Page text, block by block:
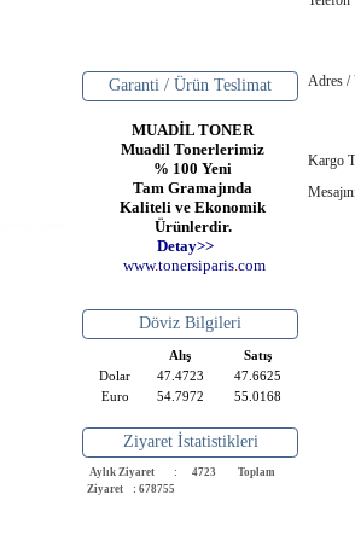
Garanti / Ürün Teslimat
MUADİL TONER
Muadil Tonerlerimiz
% 100 Yeni
Tam Gramajında
Kaliteli ve Ekonomik
Ürünlerdir.
Detay>>
www.tonersiparis.com
Döviz Bilgileri
Alış
Satış
Dolar
47.4723
47.6625
Euro
54.7972 55.0168
Ziyaret İstatistikleri
Aylık Ziyaret : 4723
Toplam
Ziyaret : 678755
Adres /
Kargo